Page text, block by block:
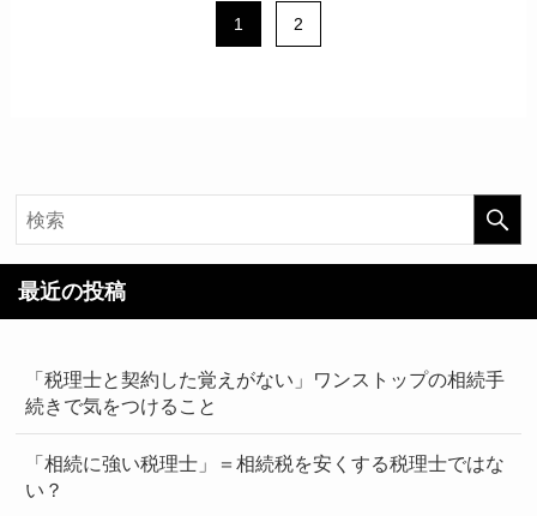
1 2
最近の投稿
「税理士と契約した覚えがない」ワンストップの相続手
続きで気をつけること
「相続に強い税理士」＝相続税を安くする税理士ではな
い？